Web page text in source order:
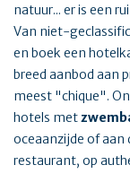
natuur... er is een
Van niet-
en boek een
breed aanbod aan
meest "chique".
hotels met
oceaanzijde of aan
restaurant, op